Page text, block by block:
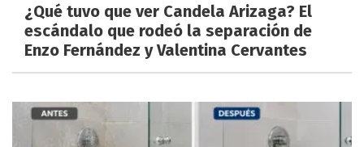
¿Qué tuvo que ver Candela Arizaga? El
escándalo que rodeó la separación de
Enzo Fernández y Valentina Cervantes